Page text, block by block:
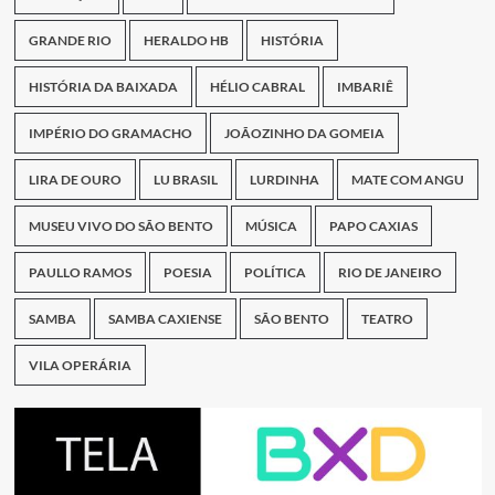
GRANDE RIO HERALDO HB HISTÓRIA
HISTÓRIA DA BAIXADA HÉLIO CABRAL IMBARIÊ
IMPÉRIO DO GRAMACHO JOÃOZINHO DA GOMEIA
LIRA DE OURO LU BRASIL LURDINHA MATE COM ANGU
MUSEU VIVO DO SÃO BENTO MÚSICA PAPO CAXIAS
PAULLO RAMOS POESIA POLÍTICA RIO DE JANEIRO
SAMBA SAMBA CAXIENSE SÃO BENTO TEATRO
VILA OPERÁRIA